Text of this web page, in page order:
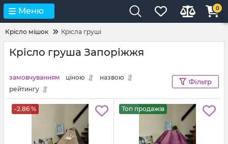
Меню 0
Крісло мішок Крісла груші
Крісло груша Запоріжжя
замовчуванням ціною
назвою
рейтингу
Фільтр
-2.86 % Топ продажів